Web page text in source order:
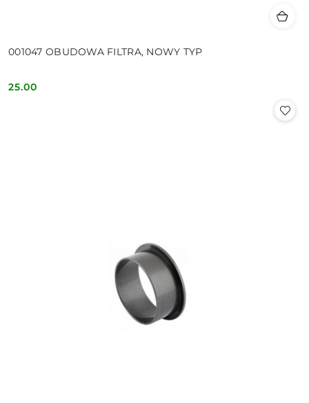
001047 OBUDOWA FILTRA, NOWY TYP
Cena:
25.00